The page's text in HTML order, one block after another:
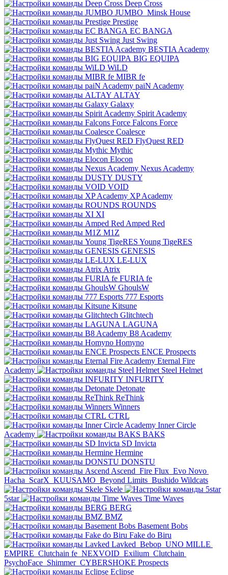
Deep Cross
JUMBO Minsk House
Prestige
EC BANGA
Just Swing
BESTIA Academy
BIG EQUIPA
WiLD
MIBR fe
paiN Academy
ALTAY
Galaxy
Spirit Academy
Falcons Force
Coalesce
FlyQuest RED
Mythic
Elocon
Nexus Academy
DUSTY
VOID
XP Academy
ROUNDS
XI
Amped Red
M1Z
Young TigeRES
GENESIS
LE-LUX
Atrix
FURIA fe
GhoulsW
777 Esports
Kitsune
Glitchtech
LAGUNA
B8 Academy
Homyno
ENCE Prospects
Eternal Fire
Academy
Steel Helmet
INFURITY
Detonate
ReThink
Winners
CTRL
Inner Circle
Academy
BAKS
SD Invicta
Hermine
DONSTU
Ascend Fire Flux Evo Novo
Hacha ScarX KUUSAMO Beyond Limits Bushido Wildcats
Skele
5star
Time Waves
BERG
BMZ
Basement Bobs
Fake do Biru
Lavked Bebop UNO MILLE
EMPIRE Clutchain fe NEXVOID Exilium Clutchain
PsychoFace Shimmer CYBERSHOKE Prospects
Eclipse